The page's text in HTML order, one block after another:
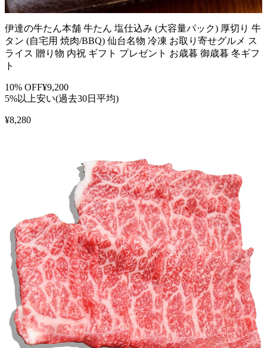
伊達の牛たん本舗 牛たん 塩仕込み (大容量パック) 厚切り 牛
タン (自宅用 焼肉/BBQ) 仙台名物 冷凍 お取り寄せグルメ ス
ライス 贈り物 内祝 ギフト プレゼント お歳暮 御歳暮 冬ギフ
ト
10% OFF¥9,200
5%以上安い(過去30日平均)
¥8,280